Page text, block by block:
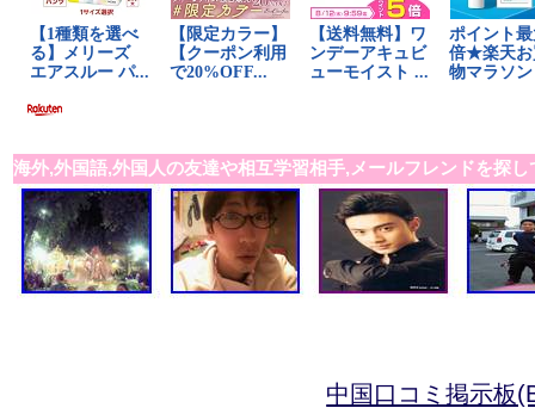
海外,外国語,外国人の友達や相互学習相手,メールフレンドを探し
中国口コミ掲示板